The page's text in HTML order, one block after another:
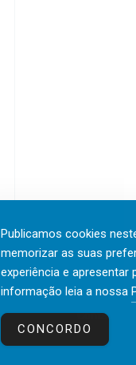
Contactos
Publicamos cookies
memorizar as suas
experiência e apresentar
informação leia a nossa
CONCORDO